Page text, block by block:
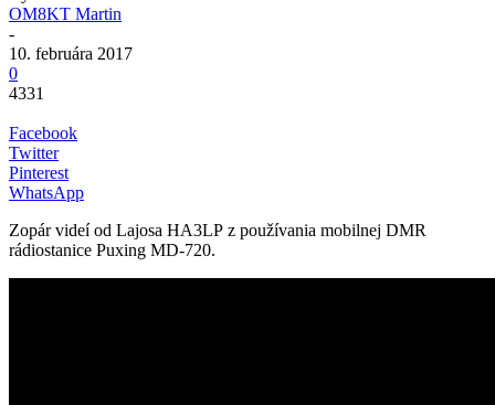
OM8KT Martin
-
10. februára 2017
0
4331
Facebook
Twitter
Pinterest
WhatsApp
Zopár videí od Lajosa HA3LP z používania mobilnej DMR
rádiostanice Puxing MD-720.